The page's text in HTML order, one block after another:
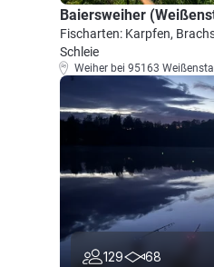
Baiersweiher
Fischarten: Karpfen,
Schleie
Weiher bei 95163
129 68